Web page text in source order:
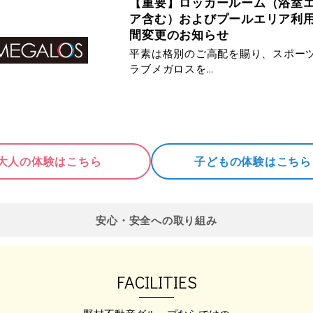
ア含む）およびプールエリア利
間変更のお知らせ
平素は格別のご高配を賜り、スポー
ラブメガロスを…
2026.08.06
【8月フィットネス情報】この夏
『新しい自分を始めよう』初め
お試しください！
くて動く気にな…
2026.08.06
人の体験はこちら 子どもの体験はこちら
安心・安全への取り組み
FACILITIES